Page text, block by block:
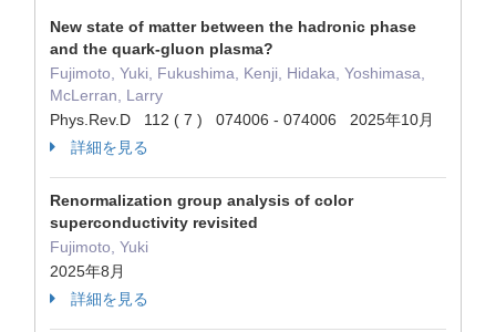
New state of matter between the hadronic phase
and the quark-gluon plasma?
Fujimoto, Yuki, Fukushima, Kenji, Hidaka, Yoshimasa,
McLerran, Larry
Phys.Rev.D 112 ( 7 ) 074006 - 074006 2025年10月
詳細を見る
Renormalization group analysis of color
superconductivity revisited
Fujimoto, Yuki
2025年8月
詳細を見る